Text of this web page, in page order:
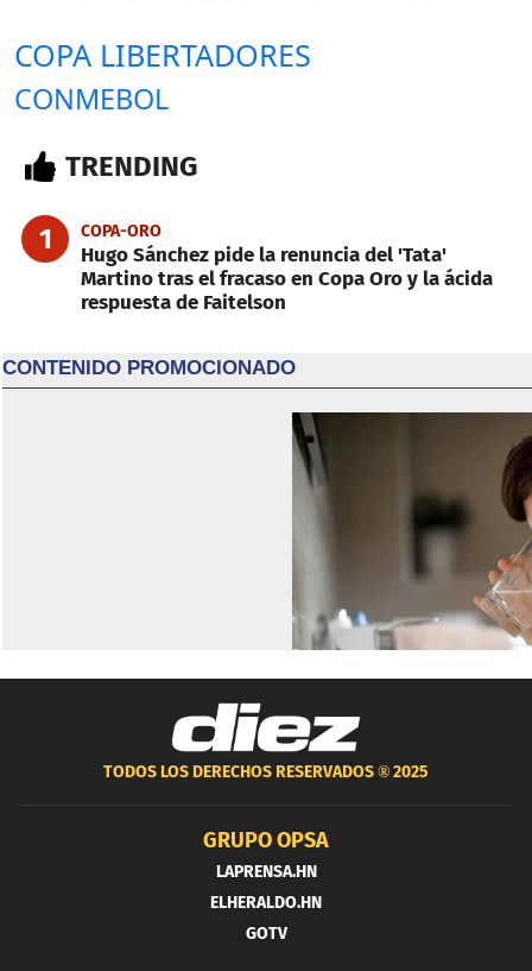
COPA LIBERTADORES
CONMEBOL
TRENDING
1 COPA-ORO
Hugo Sánchez pide la renuncia del 'Tata'
Martino tras el fracaso en Copa Oro y la ácida
respuesta de Faitelson
TODOS LOS DERECHOS RESERVADOS ®2025
GRUPO OPSA
LAPRENSA.HN
ELHERALDO.HN
GOTV